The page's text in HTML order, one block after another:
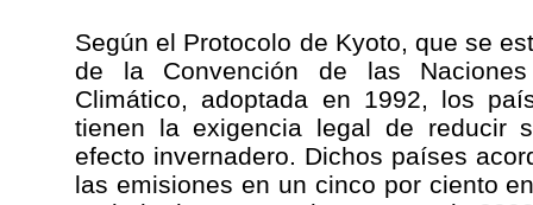
Según el Protocolo de Kyoto, que se
de la Convención de las
Climático, adoptada en 1992, los
tienen la exigencia legal de reducir
efecto invernadero. Dichos países
las emisiones en un cinco por ciento